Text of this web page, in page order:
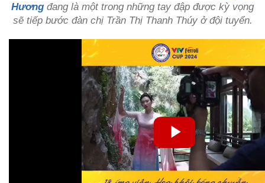
Hương đang là một trong những tay đập được kỳ vọng
sẽ tiếp bước đàn chị Trần Thị Thanh Thúy ở đội tuyển.